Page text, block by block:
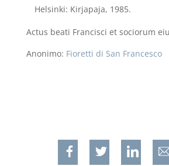
Helsinki: Kirjapaja, 1985.
Actus beati Francisci et sociorum
Anonimo: Fioretti di San Francesco
Jaa FacebookissaJaa Twitterissa
Jaa